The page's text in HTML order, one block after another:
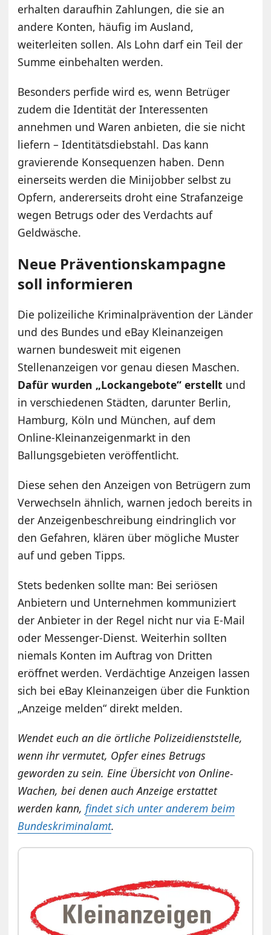
erhalten daraufhin Zahlungen, die sie an
andere Konten, häufig im Ausland,
weiterleiten sollen. Als Lohn darf ein Teil der
Summe einbehalten werden.
Besonders perfide wird es, wenn Betrüger
zudem die Identität der Interessenten
annehmen und Waren anbieten, die sie nicht
liefern – Identitätsdiebstahl. Das kann
gravierende Konsequenzen haben. Denn
einerseits werden die Minijobber selbst zu
Opfern, andererseits droht eine Strafanzeige
wegen Betrugs oder des Verdachts auf
Geldwäsche.
Neue Präventionskampagne
soll informieren
Die polizeiliche Kriminalprävention der Länder
und des Bundes und eBay Kleinanzeigen
warnen bundesweit mit eigenen
Stellenanzeigen vor genau diesen Maschen.
Dafür wurden „Lockangebote“ erstellt und
in verschiedenen Städten, darunter Berlin,
Hamburg, Köln und München, auf dem
Online-Kleinanzeigenmarkt in den
Ballungsgebieten veröffentlicht.
Diese sehen den Anzeigen von Betrügern zum
Verwechseln ähnlich, warnen jedoch bereits in
der Anzeigenbeschreibung eindringlich vor
den Gefahren, klären über mögliche Muster
auf und geben Tipps.
Stets bedenken sollte man: Bei seriösen
Anbietern und Unternehmen kommuniziert
der Anbieter in der Regel nicht nur via E-Mail
oder Messenger-Dienst. Weiterhin sollten
niemals Konten im Auftrag von Dritten
eröffnet werden. Verdächtige Anzeigen lassen
sich bei eBay Kleinanzeigen über die Funktion
„Anzeige melden“ direkt melden.
Wendet euch an die örtliche Polizeidienststelle,
wenn ihr vermutet, Opfer eines Betrugs
geworden zu sein. Eine Übersicht von Online-
Wachen, bei denen auch Anzeige erstattet
werden kann, findet sich unter anderem beim
Bundeskriminalamt.